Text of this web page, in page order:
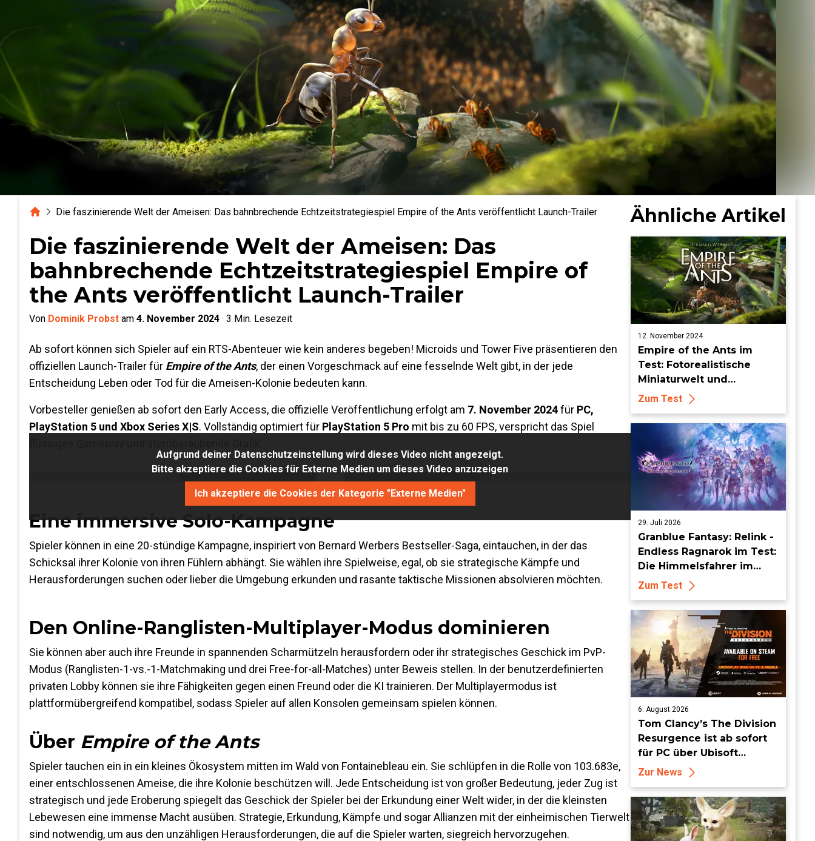
HomeDie faszinierende Welt der Ameisen: Das bahnbrechende Echtzeitstrategiespiel Empire of the Ants veröffentlicht Launch-Trailer
Die faszinierende Welt der Ameisen: Das
bahnbrechende Echtzeitstrategiespiel Empire of
the Ants veröffentlicht Launch-Trailer
Von Dominik Probst am 4. November 2024 · 3 Min. Lesezeit
Ab sofort können sich Spieler auf ein RTS-Abenteuer wie kein anderes begeben! Microids und Tower Five präsentieren den
offiziellen Launch-Trailer für Empire of the Ants, der einen Vorgeschmack auf eine fesselnde Welt gibt, in der jede
Entscheidung Leben oder Tod für die Ameisen-Kolonie bedeuten kann.
Vorbesteller genießen ab sofort den Early Access, die offizielle Veröffentlichung erfolgt am 7. November 2024für PC,
PlayStation 5 und Xbox Series X|S. Vollständig optimiert für PlayStation 5 Pro mit bis zu 60 FPS, verspricht das Spiel
Aufgrund deiner Datenschutzeinstellung wird dieses Video nicht angezeigt.
Bitte akzeptiere die Cookies für Externe Medien um dieses Video anzuzeigen
Ich akzeptiere die Cookies der Kategorie "Externe Medien"
Eine immersive Solo-Kampagne
Spieler können in eine 20-stündige Kampagne, inspiriert von Bernard Werbers Bestseller-Saga, eintauchen, in der das
Schicksal ihrer Kolonie von ihren Fühlern abhängt. Sie wählen ihre Spielweise, egal, ob sie strategische Kämpfe und
Herausforderungen suchen oder lieber die Umgebung erkunden und rasante taktische Missionen absolvieren möchten.
Den Online-Ranglisten-Multiplayer-Modus dominieren
Sie können aber auch ihre Freunde in spannenden Scharmützeln herausfordern oder ihr strategisches Geschick im PvP-
Modus (Ranglisten-1-vs.-1-Matchmaking und drei Free-for-all-Matches) unter Beweis stellen. In der benutzerdefinierten
privaten Lobby können sie ihre Fähigkeiten gegen einen Freund oder die KI trainieren. Der Multiplayermodus ist
plattformübergreifend kompatibel, sodass Spieler auf allen Konsolen gemeinsam spielen können.
Über Empire of the Ants
Spieler tauchen ein in ein kleines Ökosystem mitten im Wald von Fontainebleau ein. Sie schlüpfen in die Rolle von 103.683e,
einer entschlossenen Ameise, die ihre Kolonie beschützen will. Jede Entscheidung ist von großer Bedeutung, jeder Zug ist
strategisch und jede Eroberung spiegelt das Geschick der Spieler bei der Erkundung einer Welt wider, in der die kleinsten
Lebewesen eine immense Macht ausüben. Strategie, Erkundung, Kämpfe und sogar Allianzen mit der einheimischen Tierwelt
sind notwendig, um aus den unzähligen Herausforderungen, die auf die Spieler warten, siegreich hervorzugehen.
Ähnliche Artikel
12. November 2024
Empire of the Ants im
Test: Fotorealistische
Miniaturwelt und
packende RTS-Kämpfe
Zum Test
29. Juli 2026
Granblue Fantasy: Relink -
Endless Ragnarok im Test:
Die Himmelsfahrer im
endlosen Endgame
Zum Test
6. August 2026
Tom Clancy’s The Division
Resurgence ist ab sofort
für PC über Ubisoft
Connect und Steam
Zur News